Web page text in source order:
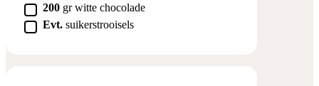
▢
200 gr witte chocolade
▢
Evt. suikerstrooisels